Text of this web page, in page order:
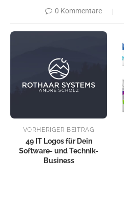
0 Kommentare
VORHERIGER BEITRAG
49 IT Logos für Dein
Software- und Technik-
Business